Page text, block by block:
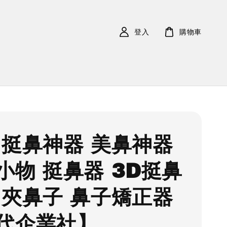
登入 購物車
鼻神器 美鼻神器
物 挺鼻器 3D挺鼻
鼻子 鼻子矯正器